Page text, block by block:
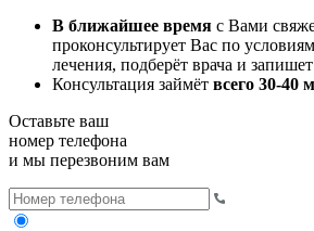
В ближайшее время с Вами
проконсультирует Вас по
лечения, подберёт врача и
Консультация займёт всего 30-40
Оставьте ваш
номер телефона
и мы перезвоним вам